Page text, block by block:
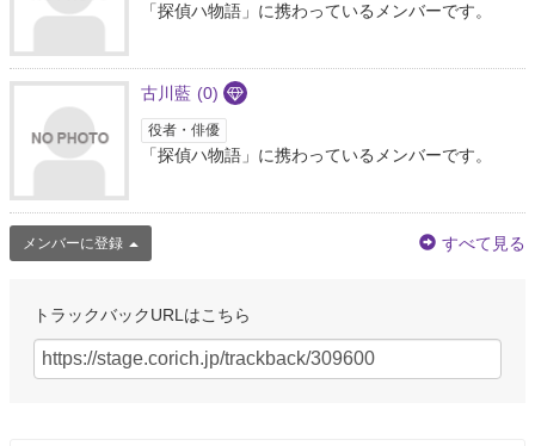
「探偵ハ物語」に携わっているメンバーです。
古川藍 (0)
役者・俳優
「探偵ハ物語」に携わっているメンバーです。
メンバーに登録 すべて見る
トラックバックURLはこちら